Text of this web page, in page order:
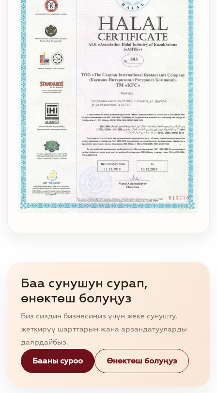
Баа сунушун сурап,
өнөктөш болуңуз
Биз сиздин бизнесиңиз үчүн жеке сунушту,
жеткирүү шарттарын жана арзандатууларды
даярдайбыз.
Бааны суроо Өнөктөш болуңуз